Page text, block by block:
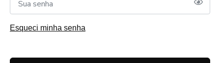
Esqueci minha senha